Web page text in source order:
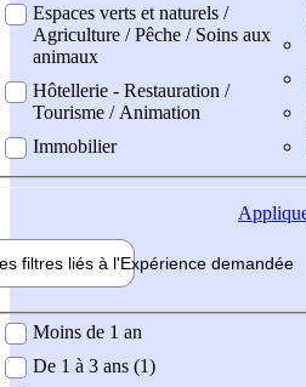
Espaces verts et naturels /
Agriculture / Pêche / Soins aux
animaux
Hôtellerie - Restauration /
Tourisme / Animation
Immobilier
filtres liés à l'Expérience demandée
demandée
Moins de 1 an
De 1 à 3 ans (1)